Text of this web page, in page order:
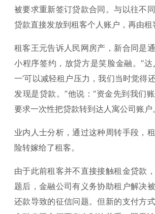
被要求重新签订贷款合同。与以往不
贷款直接发放到租客个人账户，再由租
租客王元告诉人民网房产，新合同是
小程序签约，放贷方是笑脸金融。“达
一’可以减轻租户压力，我们当时觉得
发现是贷款。”他说：“资金先到我们
要求一次性把贷款转到达人寓公司账户
业内人士分析，通过这种周转手段，
险转嫁给了租客。
由于此前租客并不直接接触租金贷款
题后，金融公司有义务协助租户解决
还款导致的征信问题。但新的支付方